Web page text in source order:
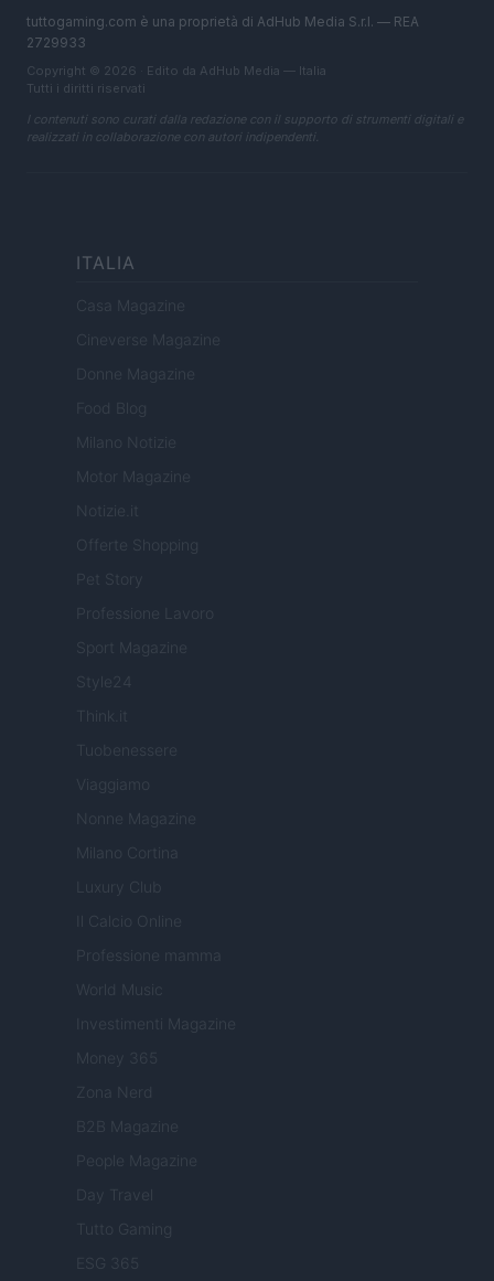
tuttogaming.com è una proprietà di AdHub Media S.r.l. — REA
2729933
Copyright © 2026 · Edito da AdHub Media — Italia
Tutti i diritti riservati
I contenuti sono curati dalla redazione con il supporto di strumenti digitali e
realizzati in collaborazione con autori indipendenti.
ITALIA
Casa Magazine
Cineverse Magazine
Donne Magazine
Food Blog
Milano Notizie
Motor Magazine
Notizie.it
Offerte Shopping
Pet Story
Professione Lavoro
Sport Magazine
Style24
Tuobenessere
Viaggiamo
Nonne Magazine
Milano Cortina
Luxury Club
Il Calcio Online
Professione mamma
World Music
Investimenti Magazine
Money 365
Zona Nerd
B2B Magazine
People Magazine
Day Travel
Tutto Gaming
ESG 365